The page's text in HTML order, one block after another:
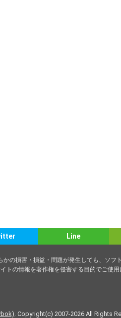
Line
の損害・損益・問題が発生しても、ソ
トの情報を著作権を侵害する目的でご使
. Copyright(c) 2007-2026 All Rights